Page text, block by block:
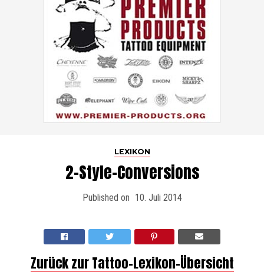
LEXIKON
2-Style-Conversions
Published on 10. Juli 2014
Zurück zur Tattoo-Lexikon-Übersicht